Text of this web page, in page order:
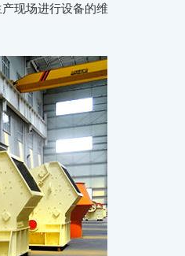
现场进行设备的维